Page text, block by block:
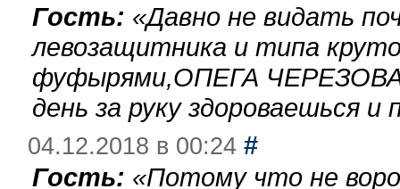
Гость: «Давно не видать
левозащитника и типа
фуфырями,ОПЕГА
день за руку здороваешься
04.12.2018 в 00:24 #
Гость: «Потому что не